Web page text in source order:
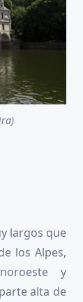
largos que
los Alpes,
y
alta de